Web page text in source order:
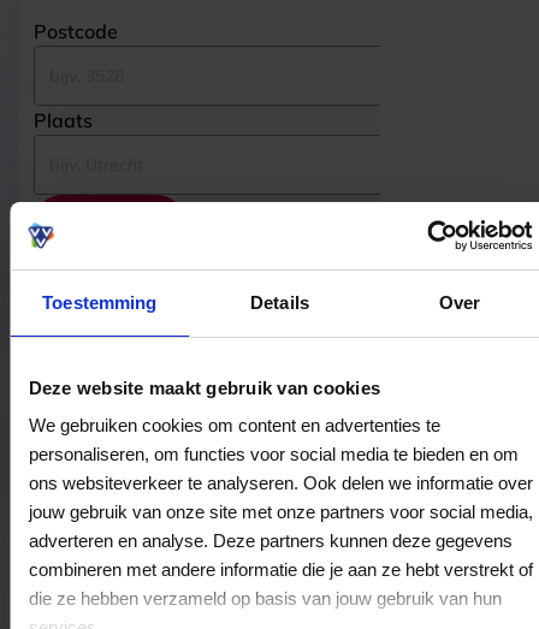
Toestemming Details Over
Deze website maakt gebruik van cookies
We gebruiken cookies om content en advertenties te
personaliseren, om functies voor social media te bieden en om
ons websiteverkeer te analyseren. Ook delen we informatie over
jouw gebruik van onze site met onze partners voor social media,
adverteren en analyse. Deze partners kunnen deze gegevens
combineren met andere informatie die je aan ze hebt verstrekt of
die ze hebben verzameld op basis van jouw gebruik van hun
Postcode
Plaats
Gevonden bestedingslocaties
Nice 2 have
Raadhuisplein 8
1701EJ Heerhugowaard
Nice 2 Have